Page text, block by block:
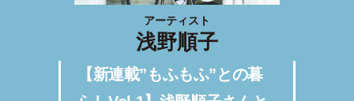
アーティスト
浅野順子
【新連載”もふもふ”との暮